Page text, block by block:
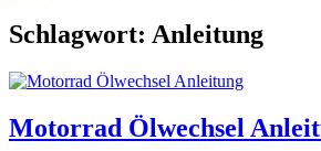
Schlagwort: Anleitung
Motorrad Ölwechsel